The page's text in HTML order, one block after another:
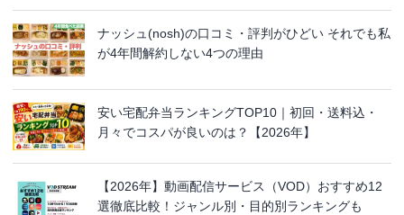
ナッシュ(nosh)の口コミ・評判がひどい それでも私
が4年間解約しない4つの理由
安い宅配弁当ランキングTOP10｜初回・送料込・
月々でコスパが良いのは？【2026年】
【2026年】動画配信サービス（VOD）おすすめ12
選徹底比較！ジャンル別・目的別ランキングも